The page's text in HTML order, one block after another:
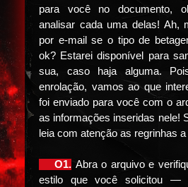
para você no documento,
analisar cada uma delas! Ah,
por e-mail se o tipo de
ok? Estarei disponível para
sua, caso haja alguma.
enrolação, vamos ao que
foi enviado para você com o
as informações inseridas nele!
leia com atenção as regrinhas
⠀⠀O1. Abra o arquivo e
estilo que você solicitou —